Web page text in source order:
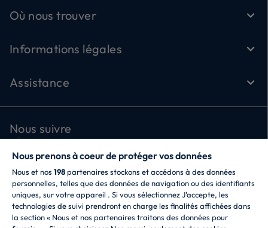
Où nous trouver
Informations légales
Assistance
Nous suivre
Nous prenons à coeur de protéger vos données
Nous et nos 198partenaires stockons et accédons à des données
personnelles, telles que des données de navigation ou des identifiants
uniques, sur votre appareil . Si vous sélectionnez J'accepte, les
technologies de suivi prendront en charge les finalités affichées dans
la section « Nous et nos partenaires traitons des données pour